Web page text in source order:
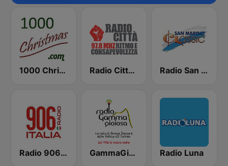
1000 Christmas Radio Città Pescara Radio San Marino Classic
Radio 906 Italia GammaGioiosa Italian Songs Radio Radio Luna